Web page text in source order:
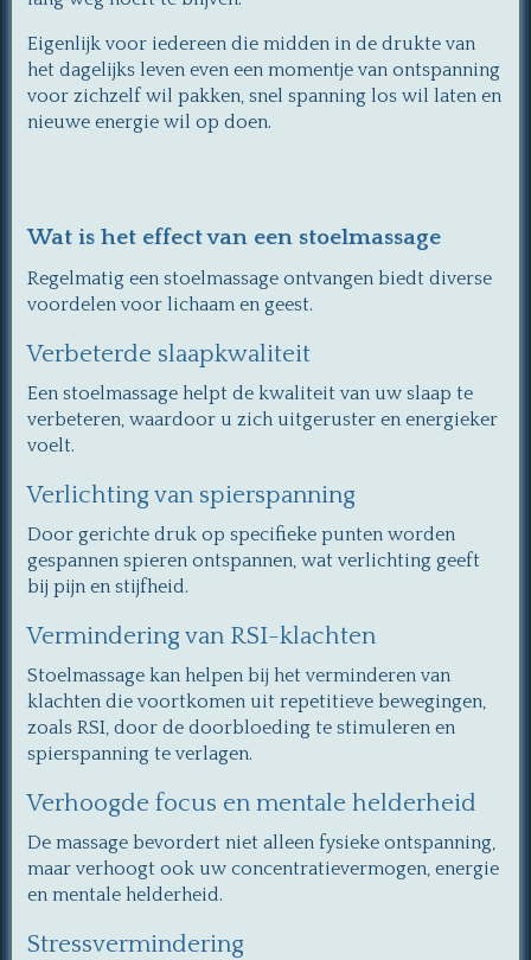
Eigenlijk voor iedereen die midden in de drukte van
het dagelijks leven even een momentje van ontspanning
voor zichzelf wil pakken, snel spanning los wil laten en
nieuwe energie wil op doen.
Wat is het effect van een stoelmassage
Regelmatig een stoelmassage ontvangen biedt diverse
voordelen voor lichaam en geest.
Verbeterde slaapkwaliteit
Een stoelmassage helpt de kwaliteit van uw slaap te
verbeteren, waardoor u zich uitgeruster en energieker
voelt.
Verlichting van spierspanning
Door gerichte druk op specifieke punten worden
gespannen spieren ontspannen, wat verlichting geeft
bij pijn en stijfheid.
Vermindering van RSI-klachten
Stoelmassage kan helpen bij het verminderen van
klachten die voortkomen uit repetitieve bewegingen,
zoals RSI, door de doorbloeding te stimuleren en
spierspanning te verlagen.
Verhoogde focus en mentale helderheid
De massage bevordert niet alleen fysieke ontspanning,
maar verhoogt ook uw concentratievermogen, energie
en mentale helderheid.
Stressvermindering